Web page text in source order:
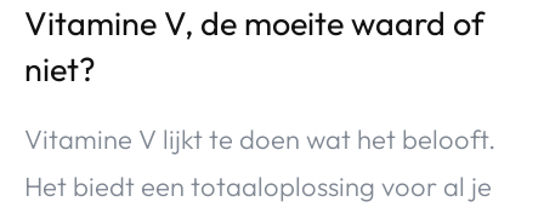
Vitamine V, de moeite waard of
niet?
Vitamine V lijkt te doen wat het belooft.
Het biedt een totaaloplossing voor al je